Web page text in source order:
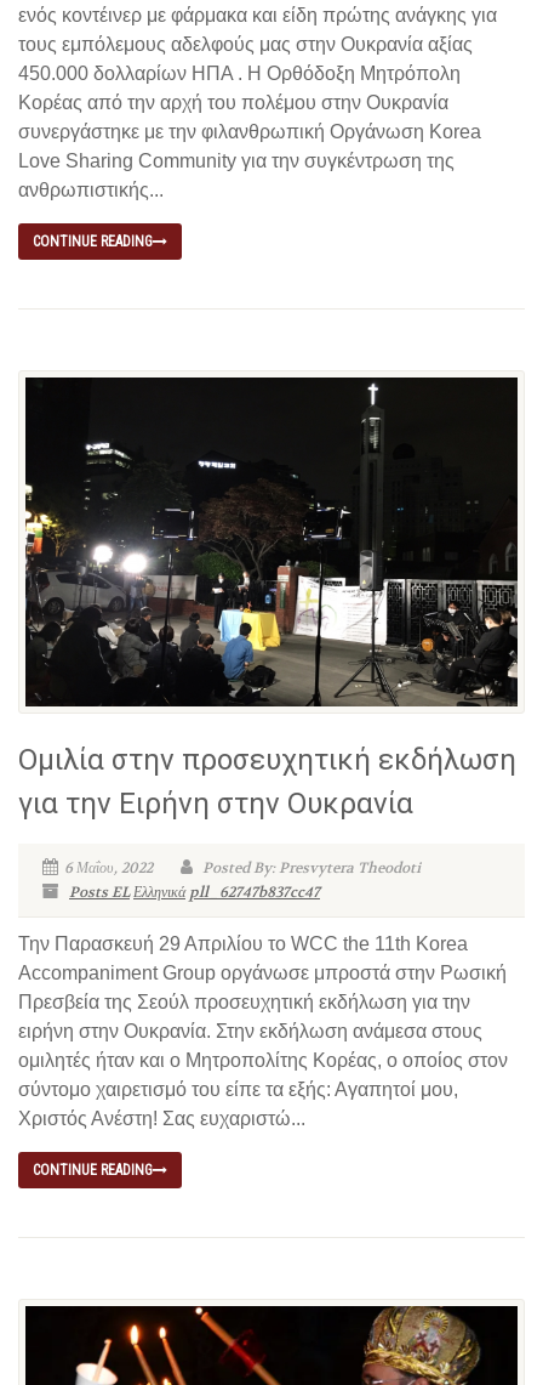
ενός κοντέινερ με φάρμακα και είδη πρώτης ανάγκης για
τους εμπόλεμους αδελφούς μας στην Ουκρανία αξίας
450.000 δολλαρίων ΗΠΑ . Η Ορθόδοξη Μητρόπολη
Κορέας από την αρχή του πολέμου στην Ουκρανία
συνεργάστηκε με την φιλανθρωπική Οργάνωση Korea
Love Sharing Community για την συγκέντρωση της
ανθρωπιστικής...
CONTINUE READING
Ομιλία στην προσευχητική εκδήλωση
για την Ειρήνη στην Ουκρανία
6 Μαΐου, 2022
Posted By: Presvytera Theodoti
Posts ELΕλληνικά pll_62747b837cc47
Την Παρασκευή 29 Απριλίου το WCC the 11th Korea
Accompaniment Group οργάνωσε μπροστά στην Ρωσική
Πρεσβεία της Σεούλ προσευχητική εκδήλωση για την
ειρήνη στην Ουκρανία. Στην εκδήλωση ανάμεσα στους
ομιλητές ήταν και ο Μητροπολίτης Κορέας, ο οποίος στον
σύντομο χαιρετισμό του είπε τα εξής: Αγαπητοί μου,
Χριστός Ανέστη! Σας ευχαριστώ...
CONTINUE READING